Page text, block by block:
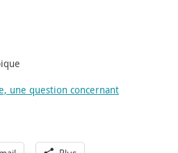
une question concernant